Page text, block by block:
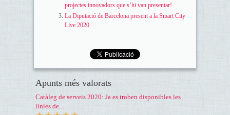
projectes innovadors que s’hi van presentar!
La Diputació de Barcelona present a la Smart City
Live 2020
Apunts més valorats
Catàleg de serveis 2020: Ja es troben disponibles les
línies de...